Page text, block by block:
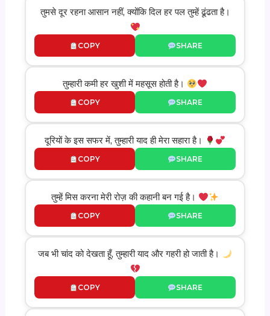
तुमसे दूर रहना आसान नहीं, क्योंकि दिल हर पल तुम्हें ढूंढता है।
COPY SHARE
तुम्हारी कमी हर खुशी में महसूस होती है।
COPY SHARE
दूरियों के इस सफर में, तुम्हारी याद ही मेरा सहारा है।
COPY SHARE
तुम्हें मिस करना मेरी रोज़ की कहानी बन गई है।
COPY SHARE
जब भी चांद को देखता हूँ, तुम्हारी याद और गहरी हो जाती है।
COPY SHARE